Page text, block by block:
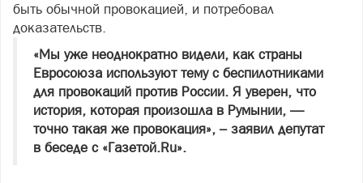
быть обычной провокацией, и потребовал
доказательств.
«Мы уже неоднократно видели, как страны
Евросоюза используют тему с беспилотниками
для провокаций против России. Я уверен, что
история, которая произошла в Румынии, —
точно такая же провокация», – заявил депутат
в беседе с «Газетой.Ru».